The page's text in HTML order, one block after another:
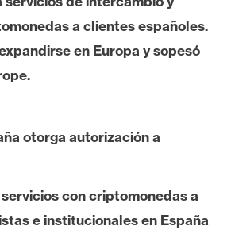
a clientes españoles.
en Europa y sopesó
otorga autorización a
con criptomonedas a
e institucionales en España